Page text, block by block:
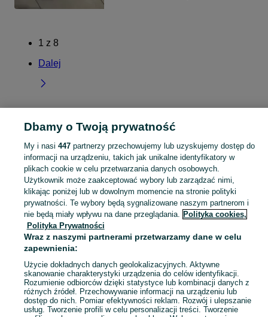
1 z 8
Dalej
Strona główna Mazowieckie Rogóźnia
KATEGORIA
Zobacz
Mapa kategorii
Mapa miejscowości
Mapa ministron
Popularne wyszukiwania
Dbamy o Twoją prywatność
My i nasi 447partnerzy przechowujemy lub uzyskujemy dostęp do
informacji na urządzeniu, takich jak unikalne identyfikatory w
plikach cookie w celu przetwarzania danych osobowych.
Użytkownik może zaakceptować wybory lub zarządzać nimi,
klikając poniżej lub w dowolnym momencie na stronie polityki
prywatności. Te wybory będą sygnalizowane naszym partnerom i
nie będą miały wpływu na dane przeglądania. Polityka cookies,
Polityka Prywatności
Wraz z naszymi partnerami przetwarzamy dane w celu
zapewnienia:
Użycie dokładnych danych geolokalizacyjnych. Aktywne
skanowanie charakterystyki urządzenia do celów identyfikacji.
Rozumienie odbiorców dzięki statystyce lub kombinacji danych z
różnych źródeł. Przechowywanie informacji na urządzeniu lub
dostęp do nich. Pomiar efektywności reklam. Rozwój i ulepszanie
usług. Tworzenie profili w celu personalizacji treści. Tworzenie